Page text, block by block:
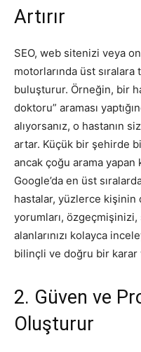
Artırır
SEO, web sitenizi veya
motorlarında üst sıralara
buluşturur. Örneğin, bir
doktoru” araması
alıyorsanız, o hastanın
artar. Küçük bir şehirde
ancak çoğu arama
Google’da en üst
hastalar, yüzlerce kişinin
yorumları, özgeçmişinizi,
alanlarınızı kolayca
bilinçli ve doğru bir karar
2. Güven ve
Oluşturur